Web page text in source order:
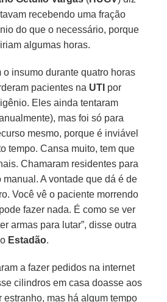
recebendo uma fração
do que o necessário, porque
algumas horas.
o insumo durante quatro horas
pacientes na UTI por
Eles ainda tentaram
mas foi só para
mesmo, porque é inviável
tempo. Cansa muito, tem que
Chamaram residentes para
A vontade que dá é de
Você vê o paciente morrendo
fazer nada. É como se ver
armas para lutar”, disse outra
Estadão.
a fazer pedidos na internet
cilindros em casa doasse aos
estranho, mas há algum tempo